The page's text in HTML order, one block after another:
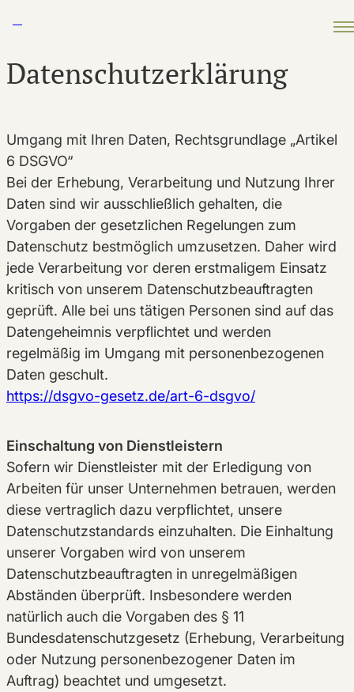
Datenschutzerklärung
Umgang mit Ihren Daten, Rechtsgrundlage „Artikel
6 DSGVO“
Bei der Erhebung, Verarbeitung und Nutzung Ihrer
Daten sind wir ausschließlich gehalten, die
Vorgaben der gesetzlichen Regelungen zum
Datenschutz bestmöglich umzusetzen. Daher wird
jede Verarbeitung vor deren erstmaligem Einsatz
kritisch von unserem Datenschutzbeauftragten
geprüft. Alle bei uns tätigen Personen sind auf das
Datengeheimnis verpflichtet und werden
regelmäßig im Umgang mit personenbezogenen
Daten geschult.
https://dsgvo-gesetz.de/art-6-dsgvo/
Einschaltung von Dienstleistern
Sofern wir Dienstleister mit der Erledigung von
Arbeiten für unser Unternehmen betrauen, werden
diese vertraglich dazu verpflichtet, unsere
Datenschutzstandards einzuhalten. Die Einhaltung
unserer Vorgaben wird von unserem
Datenschutzbeauftragten in unregelmäßigen
Abständen überprüft. Insbesondere werden
natürlich auch die Vorgaben des § 11
Bundesdatenschutzgesetz (Erhebung, Verarbeitung
oder Nutzung personenbezogener Daten im
Auftrag) beachtet und umgesetzt.